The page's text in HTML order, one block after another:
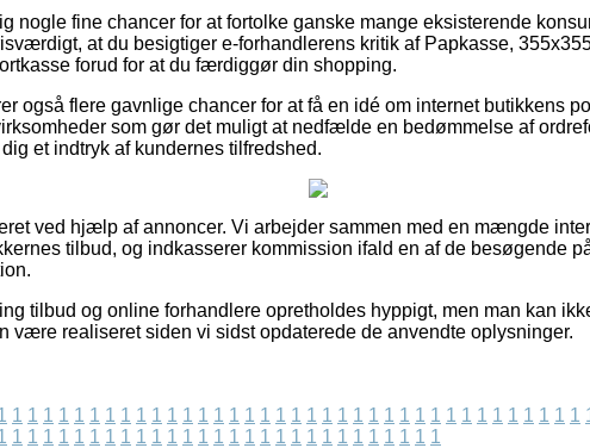
nogle fine chancer for at fortolke ganske mange eksisterende
at du besigtiger e-forhandlerens kritik af Papkasse,
forud for at du færdiggør din shopping.
også flere gavnlige chancer for at få en idé om internet butikkens
som gør det muligt at nedfælde en bedømmelse af
et indtryk af kundernes tilfredshed.
ved hjælp af annoncer. Vi arbejder sammen med en mængde
tilbud, og indkasserer kommission ifald en af de besøgende
tilbud og online forhandlere opretholdes hyppigt, men man kan
være realiseret siden vi sidst opdaterede de anvendte oplysninger.
1 1 1 1 1 1 1 1 1 1 1 1 1 1 1 1 1 1 1 1 1 1 1 1 1 1 1 1 1 1 1 1 1 1 1 1 1
1 1 1 1 1 1 1 1 1 1 1 1 1 1 1 1 1 1 1 1 1 1 1 1 1 1 1 1